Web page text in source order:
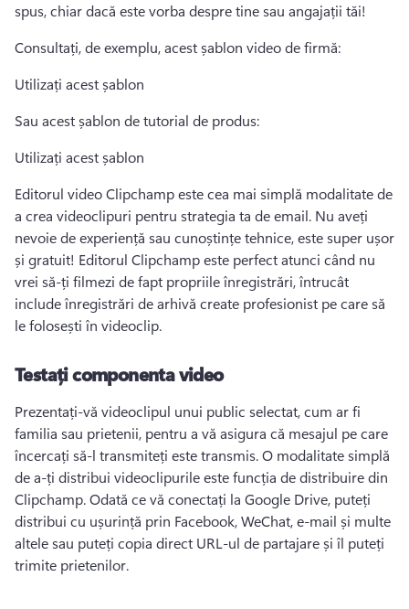
spus, chiar dacă este vorba despre tine sau angajații tăi!
Consultați, de exemplu, acest șablon video de firmă:
Utilizați acest șablon
Sau acest șablon de tutorial de produs:
Utilizați acest șablon
Editorul video Clipchamp este cea mai simplă modalitate de
a crea videoclipuri pentru strategia ta de email. Nu aveți
nevoie de experiență sau cunoștințe tehnice, este super ușor
și gratuit! Editorul Clipchamp este perfect atunci când nu
vrei să-ți filmezi de fapt propriile înregistrări, întrucât
include înregistrări de arhivă create profesionist pe care să
le folosești în videoclip.
Testați componenta video
Prezentați-vă videoclipul unui public selectat, cum ar fi
familia sau prietenii, pentru a vă asigura că mesajul pe care
încercați să-l transmiteți este transmis. O modalitate simplă
de a-ți distribui videoclipurile este funcția de distribuire din
Clipchamp. Odată ce vă conectați la Google Drive, puteți
distribui cu ușurință prin Facebook, WeChat, e-mail și multe
altele sau puteți copia direct URL-ul de partajare și îl puteți
trimite prietenilor.